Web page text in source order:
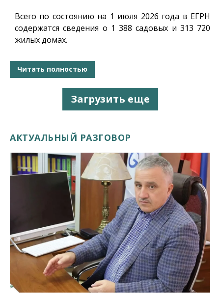
Всего по состоянию на 1 июля 2026 года в ЕГРН
содержатся сведения о 1 388 садовых и 313 720
жилых домах.
Читать полностью
Загрузить еще
АКТУАЛЬНЫЙ РАЗГОВОР